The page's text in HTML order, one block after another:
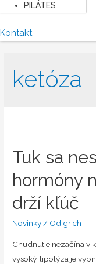
PILÁTES
Kontakt
ketóza
Tuk sa
hormóny
drží kľúč
Novinky / Od grich
Chudnutie nezačína v
vysoký, lipolýza je